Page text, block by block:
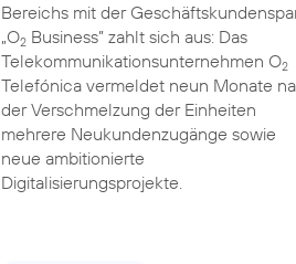
Bereichs mit der
„O2Business” zahlt sich aus: Das
Telekommunikationsunternehmen O2
Telefónica vermeldet neun Monate
der Verschmelzung der Einheiten
mehrere Neukundenzugänge sowie
neue ambitionierte
Digitalisierungsprojekte.